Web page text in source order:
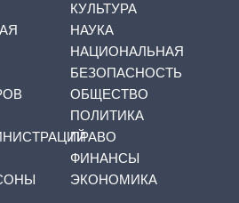
КУЛЬТУРА
НАУКА
НАЦИОНАЛЬНАЯ
БЕЗОПАСНОСТЬ
ОБЩЕСТВО
ПОЛИТИКА
ПРАВО
ФИНАНСЫ
ЭКОНОМИКА